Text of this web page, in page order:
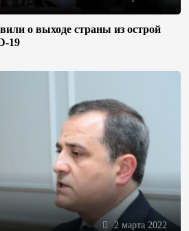
о выходе страны из острой
19
2 марта 2022